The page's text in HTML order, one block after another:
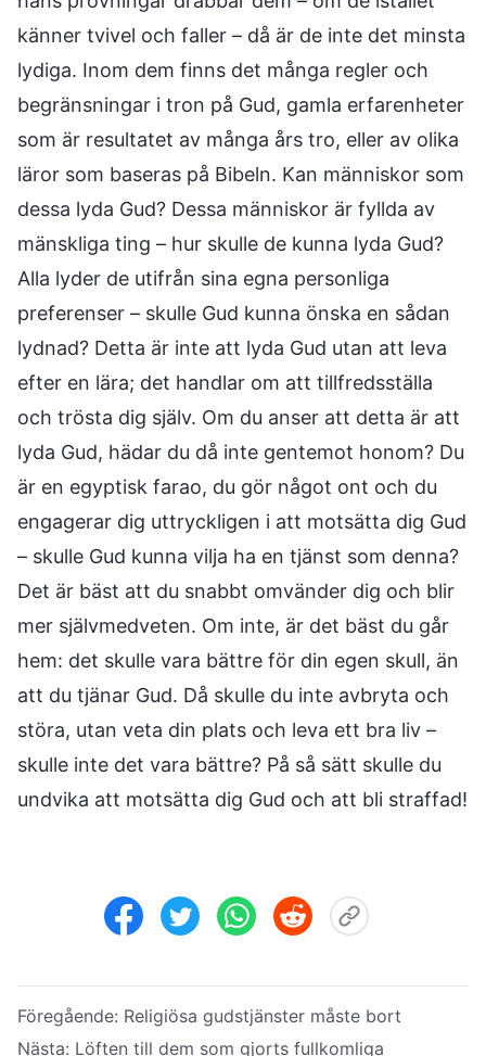
känner tvivel och faller – då är de inte det minsta
lydiga. Inom dem finns det många regler och
begränsningar i tron på Gud, gamla erfarenheter
som är resultatet av många års tro, eller av olika
läror som baseras på Bibeln. Kan människor som
dessa lyda Gud? Dessa människor är fyllda av
mänskliga ting – hur skulle de kunna lyda Gud?
Alla lyder de utifrån sina egna personliga
preferenser – skulle Gud kunna önska en sådan
lydnad? Detta är inte att lyda Gud utan att leva
efter en lära; det handlar om att tillfredsställa
och trösta dig själv. Om du anser att detta är att
lyda Gud, hädar du då inte gentemot honom? Du
är en egyptisk farao, du gör något ont och du
engagerar dig uttryckligen i att motsätta dig Gud
– skulle Gud kunna vilja ha en tjänst som denna?
Det är bäst att du snabbt omvänder dig och blir
mer självmedveten. Om inte, är det bäst du går
hem: det skulle vara bättre för din egen skull, än
att du tjänar Gud. Då skulle du inte avbryta och
störa, utan veta din plats och leva ett bra liv –
skulle inte det vara bättre? På så sätt skulle du
undvika att motsätta dig Gud och att bli straffad!
Föregående: Religiösa gudstjänster måste bort
Nästa: Löften till dem som gjorts fullkomliga